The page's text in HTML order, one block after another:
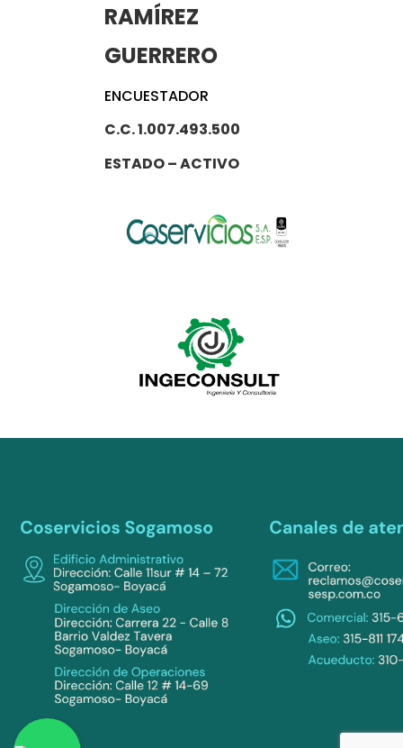
RAMÍREZ
GUERRERO
ENCUESTADOR
C.C. 1.007.493.500
ESTADO – ACTIVO